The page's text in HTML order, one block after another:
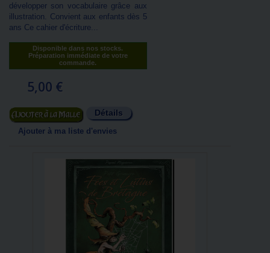
développer son vocabulaire grâce aux
illustration. Convient aux enfants dès 5
ans Ce cahier d'écriture...
Disponible dans nos stocks.
Préparation immédiate de votre
commande.
5,00 €
Ajouter au panier Détails
Ajouter à ma liste d'envies